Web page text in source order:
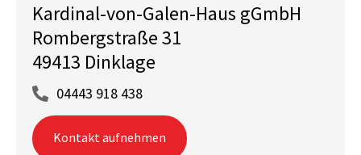
Kardinal-von-Galen-Haus gGmbH
Rombergstraße 31
49413 Dinklage
04443 918 438
Kontakt aufnehmen